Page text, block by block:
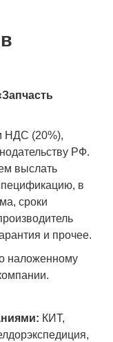
НДС (20%),
РФ.
выслать
в
сроки
и прочее.
наложенному
КИТ,